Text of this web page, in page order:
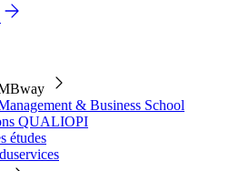
& Business School
QUALIOPI
études